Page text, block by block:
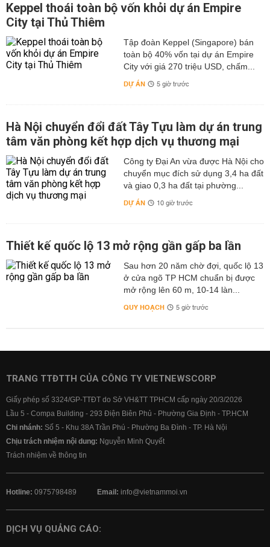
Keppel thoái toàn bộ vốn khỏi dự án Empire
City tại Thủ Thiêm
Tập đoàn Keppel (Singapore) bán
toàn bộ 40% vốn tại dự án Empire
City với giá 270 triệu USD, chấm...
DỰ ÁN 5 giờ trước
Hà Nội chuyển đổi đất Tây Tựu làm dự án trung
tâm văn phòng kết hợp dịch vụ thương mại
Công ty Đại An vừa được Hà Nội cho
chuyển mục đích sử dụng 3,4 ha đất
và giao 0,3 ha đất tại phường...
DỰ ÁN 10 giờ trước
Thiết kế quốc lộ 13 mở rộng gần gấp ba lần
Sau hơn 20 năm chờ đợi, quốc lộ 13
ở cửa ngõ TP HCM chuẩn bị được
mở rộng lên 60 m, 10-14 làn...
QUY HOẠCH 5 giờ trước
TRANG TTĐTTH CỦA CÔNG TY VIETNEWSCORP
Giấy phép số 3324/GP-TTĐT do Sở VH&TT TPHCM cấp ngày 20/3/2026
Lầu 5 - Compa Building - 293 Điện Biên Phủ - Phường Gia Định - TP.HCM
Chi nhánh: Số 5 - Khu 38A Trần Phú - Phường Ba Đình - TP. Hà Nội
Chịu trách nhiệm nội dung: Nguyễn Minh Quyết
Trách nhiệm về thông tin
Hotline: 0975798489 Email: info@vietnammoi.vn
DỊCH VỤ QUẢNG CÁO: